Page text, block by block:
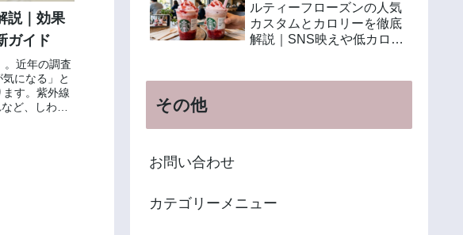
説｜効果
ガイド
。近年の調査
になる」と
す。紫外線
ど、しわの
ルティーフローズンの人気
カスタムとカロリーを徹底
解説｜SNS映えや低カロリ
その他
お問い合わせ
カテゴリーメニュー